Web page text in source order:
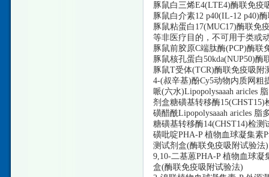
豚鼠白三烯E4(LTE4)酶联免疫
豚鼠白介素12 p40(IL-12 p40)
豚鼠粘蛋白 17(MUC17)酶联免
等非医疗目的，不可用于类或
豚鼠前胶原C端肽酶(PCP)酶联
豚鼠核孔蛋白50kda(NUP50)酶
豚鼠T受体(TCR)酶联免疫吸附
4-(叔辛基)酚Cy5动物内质网粗
哌(六水)Lipopolysaaah aricles
剂盒糖磺基转移酶
磺醋酰Lipopolysaaah aricles
糖磺基转移酶14(CHST14)检
磺吡啶PHA-P 植物血球凝集素
测试剂盒(酶联免疫吸附试验法)
9,10-二基蒽PHA-P 植物血球凝
盒(酶联免疫吸附试验法)